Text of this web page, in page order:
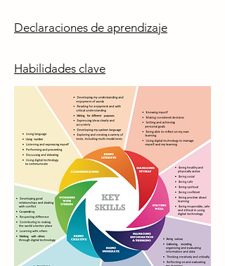
Declaraciones de aprendizaje
Habilidades clave